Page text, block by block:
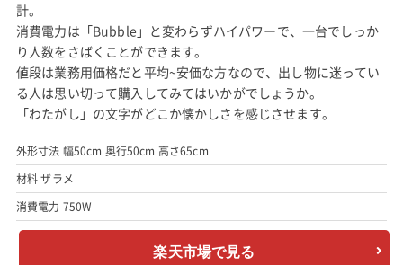
計。
消費電力は「Bubble」と変わらずハイパワーで、一台でしっか
り人数をさばくことができます。
値段は業務用価格だと平均~安価な方なので、出し物に迷ってい
る人は思い切って購入してみてはいかがでしょうか。
「わたがし」の文字がどこか懐かしさを感じさせます。
外形寸法 幅50cm 奥行50cm 高さ65cm
材料 ザラメ
消費電力 750W
楽天市場で見る